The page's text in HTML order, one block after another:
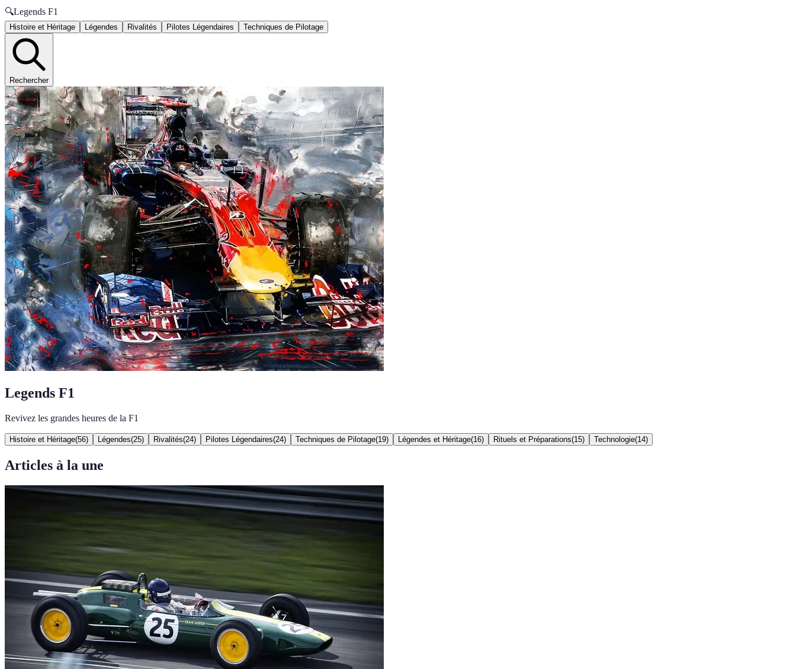
🔍Legends F1
Histoire et Héritage Légendes Rivalités Pilotes Légendaires Techniques de Pilotage
Rechercher
Legends F1
Revivez les grandes heures de la F1
Histoire et Héritage(56) Légendes(25) Rivalités(24) Pilotes Légendaires(24) Techniques de Pilotage(19) Légendes et Héritage(16) Rituels et Préparations(15) Technologie(14)
Articles à la une